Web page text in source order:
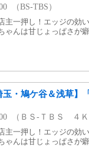
（BS-TBS）
主一押し！エッジの効
ゃんは甘じょっぱさが
・鳩ケ谷＆浅草】
（ＢＳ-ＴＢＳ ４
主一押し！エッジの効
ゃんは甘じょっぱさが